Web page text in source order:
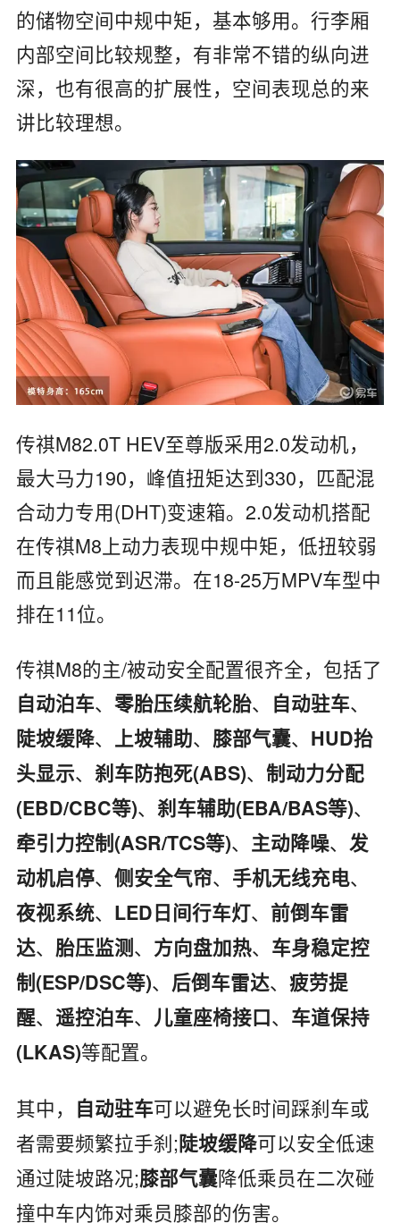
的储物空间中规中矩，基本够用。行李厢
内部空间比较规整，有非常不错的纵向进
深，也有很高的扩展性，空间表现总的来
讲比较理想。
传祺M82.0T HEV至尊版采用2.0发动机，
最大马力190，峰值扭矩达到330，匹配混
合动力专用(DHT)变速箱。2.0发动机搭配
在传祺M8上动力表现中规中矩，低扭较弱
而且能感觉到迟滞。在18-25万MPV车型中
排在11位。
传祺M8的主/被动安全配置很齐全，包括了
自动泊车、 零胎压续航轮胎、 自动驻车、
陡坡缓降、 上坡辅助、 膝部气囊、 HUD抬
头显示、 刹车防抱死(ABS)、 制动力分配
(EBD/CBC等)、 刹车辅助(EBA/BAS等)、
牵引力控制(ASR/TCS等)、 主动降噪、 发
动机启停、 侧安全气帘、 手机无线充电、
夜视系统、 LED日间行车灯、 前倒车雷
达、 胎压监测、 方向盘加热、 车身稳定控
制(ESP/DSC等)、 后倒车雷达、 疲劳提
醒、 遥控泊车、 儿童座椅接口、 车道保持
(LKAS)等配置。
其中， 自动驻车可以避免长时间踩刹车或
者需要频繁拉手刹;陡坡缓降可以安全低速
通过陡坡路况;膝部气囊降低乘员在二次碰
撞中车内饰对乘员膝部的伤害。